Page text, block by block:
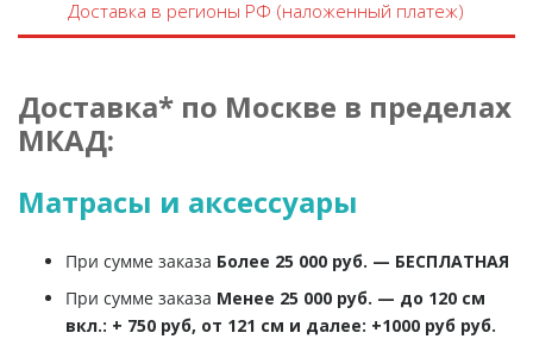
Доставка в регионы РФ (наложенный платеж)
Доставка* по Москве в пределах
МКАД:
Матрасы и аксессуары
При сумме заказа Более 25 000 руб. — БЕСПЛАТНАЯ
При сумме заказа Менее 25 000 руб. — до 120 см
вкл.: + 750 руб, от 121 см и далее: +1000 руб руб.